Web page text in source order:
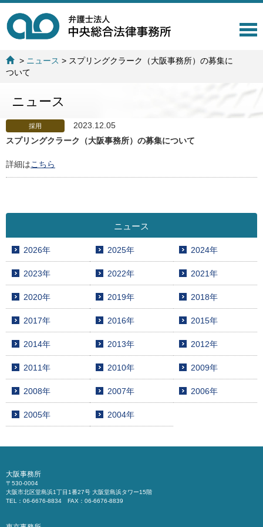
T
> ニュース > スプリングクラーク（大阪事務所）の募集に
ついて
ニュース
採用
2023.12.05
スプリングクラーク（大阪事務所）の募集について
詳細はこちら
ニュース
2026年 2025年 2024年
2023年 2022年 2021年
2020年 2019年 2018年
2017年 2016年 2015年
2014年 2013年 2012年
2011年 2010年 2009年
2008年 2007年 2006年
2005年 2004年
大阪事務所
〒530-0004
大阪市北区堂島浜1丁目1番27号 大阪堂島浜タワー15階
TEL：06-6676-8834 FAX：06-6676-8839